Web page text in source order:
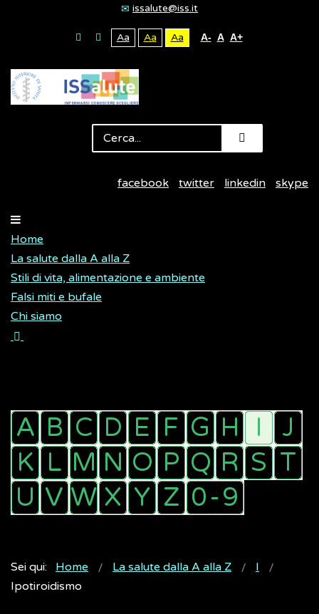
issalute@iss.it
Aa Aa Aa A- A A+
facebook twitter linkedin skype
Home
La salute dalla A alla Z
Stili di vita, alimentazione e ambiente
Falsi miti e bufale
Chi siamo
Sei qui: Home La salute dalla A alla Z
I
Ipotiroidismo